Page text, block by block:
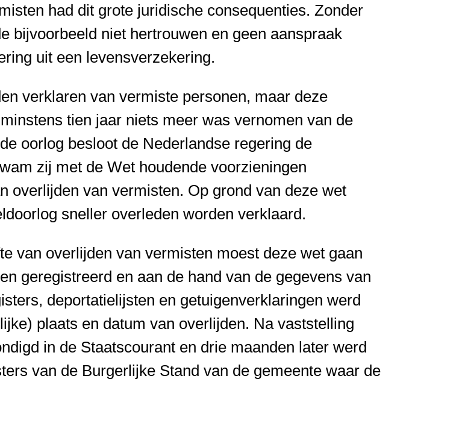
had dit grote juridische consequenties. Zonder
bijvoorbeeld niet hertrouwen en geen aanspraak
uit een levensverzekering.
verklaren van vermiste personen, maar deze
tien jaar niets meer was vernomen van de
oorlog besloot de Nederlandse regering de
zij met de Wet houdende voorzieningen
overlijden van vermisten. Op grond van deze wet
sneller overleden worden verklaard.
van overlijden van vermisten moest deze wet gaan
geregistreerd en aan de hand van de gegevens van
deportatielijsten en getuigenverklaringen werd
plaats en datum van overlijden. Na vaststelling
in de Staatscourant en drie maanden later werd
van de Burgerlijke Stand van de gemeente waar de